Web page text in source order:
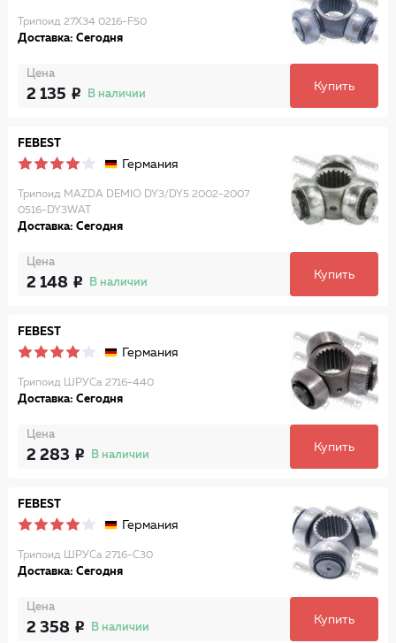
Трипоид 27X34 0216-F50
Доставка: Сегодня
Цена
2 135 В наличии
Купить
FEBEST
Германия
Трипоид MAZDA DEMIO DY3/DY5 2002-2007
0516-DY3WAT
Доставка: Сегодня
Цена
2 148 В наличии
Купить
FEBEST
Германия
Трипоид ШРУСа 2716-440
Доставка: Сегодня
Цена
2 283 В наличии
Купить
FEBEST
Германия
Трипоид ШРУСа 2716-C30
Доставка: Сегодня
Цена
2 358 В наличии
Купить